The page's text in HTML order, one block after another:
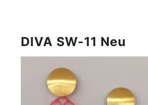
DIVA SW-11 Neu